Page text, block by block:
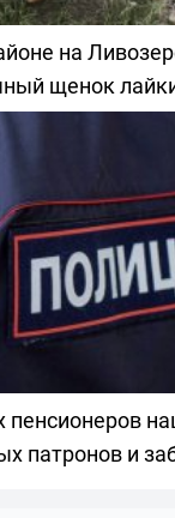
на
щенок
пенсионеров
патронов и